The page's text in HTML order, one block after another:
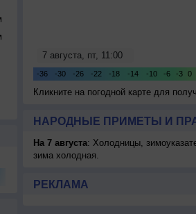
Кликните на погодной карте для
НАРОДНЫЕ ПРИМЕТЫ И
На 7 августа: Холодницы,
зима холодная.
РЕКЛАМА